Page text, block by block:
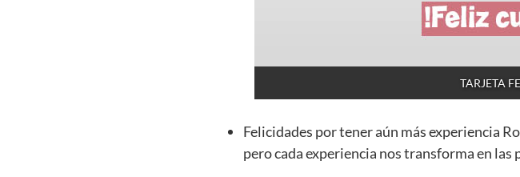
TARJETA
Felicidades por tener aún más experiencia
pero cada experiencia nos transforma en las